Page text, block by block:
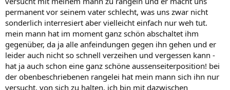
permanent vor seinem vater schlecht, was uns zwar nicht
sonderlich interresiert aber vielleicht einfach nur weh tut.
mein mann hat im moment ganz schön abschaltet ihm
gegenüber, da ja alle anfeindungen gegen ihn gehen und er
leider auch nicht so schnell verzeihen und vergessen kann -
hat ja auch schon eine ganz schöne aussenseiterposition! bei
der obenbeschriebenen rangelei hat mein mann sich ihn nur
versucht, von sich zu halten, ich bin mit dazwischen